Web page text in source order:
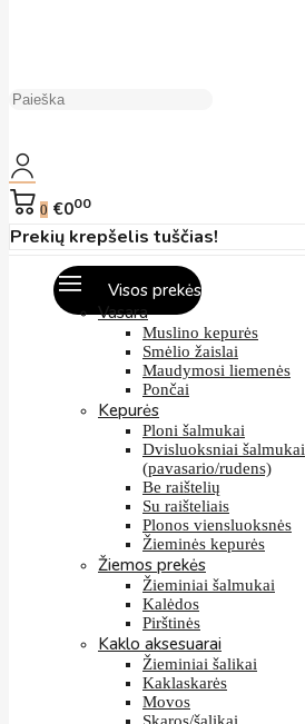
0 €000
Prekių krepšelis tuščias!
Visos prekės
Vasara
Muslino kepurės
Smėlio žaislai
Maudymosi liemenės
Pončai
Kepurės
Ploni šalmukai
Dvisluoksniai šalmukai
(pavasario/rudens)
Be raištelių
Su raišteliais
Plonos viensluoksnės
Žieminės kepurės
Žiemos prekės
Žieminiai šalmukai
Kalėdos
Pirštinės
Kaklo aksesuarai
Žieminiai šalikai
Kaklaskarės
Movos